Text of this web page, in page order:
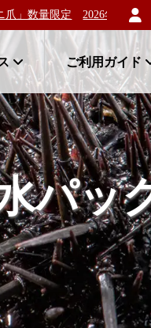
数量限定 2026年新物！北
ご利用ガイド
パッ